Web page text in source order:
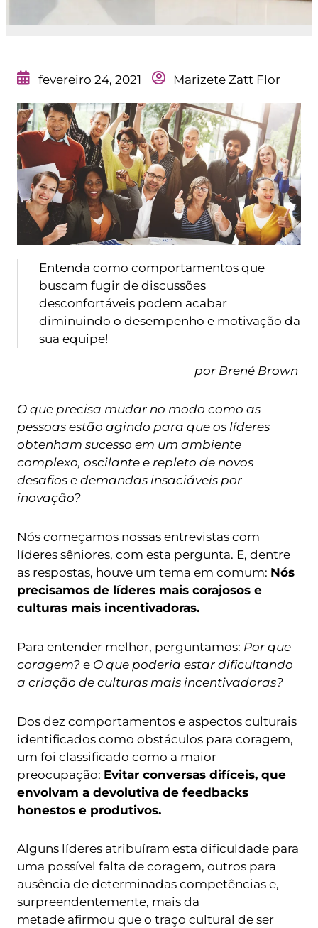
fevereiro 24, 2021 Marizete Zatt Flor
Entenda como comportamentos que
buscam fugir de discussões
desconfortáveis podem acabar
diminuindo o desempenho e motivação da
sua equipe!
por Brené Brown
O que precisa mudar no modo como as
pessoas estãoagindo para que os líderes
obtenham sucesso em um ambiente
complexo, oscilante e repleto de novos
desafios e demandas insaciáveis por
inovação?
Nós começamos nossas entrevistas com
líderes sêniores, com esta pergunta. E, dentre
as respostas, houve um tema em comum: Nós
precisamos de líderes mais corajosos e
culturas mais incentivadoras.
Para entender melhor, perguntamos: Por que
coragem? e O que poderia estar dificultando
a criação de culturas mais incentivadoras?
Dos dez comportamentos e aspectos culturais
identificados como obstáculos para coragem,
um foi classificado como a maior
preocupação: Evitar conversas difíceis, que
envolvam a devolutiva de feedbacks
honestos e produtivos.
Alguns líderes atribuíram esta dificuldade para
uma possível falta de coragem, outros para
ausência de determinadas competências e,
surpreendentemente, mais da
metade afirmou que o traço cultural de ser